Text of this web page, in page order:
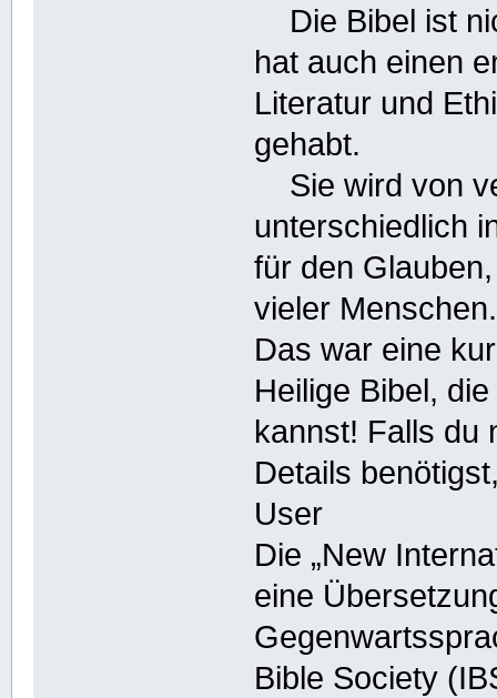
Die Bibel ist
hat auch einen
Literatur und
gehabt.
Sie wird von
unterschiedlich
für den
vieler Menschen.
Das war eine
Heilige Bibel,
kannst! Falls du
Details
User
Die „New
eine
Bible Society